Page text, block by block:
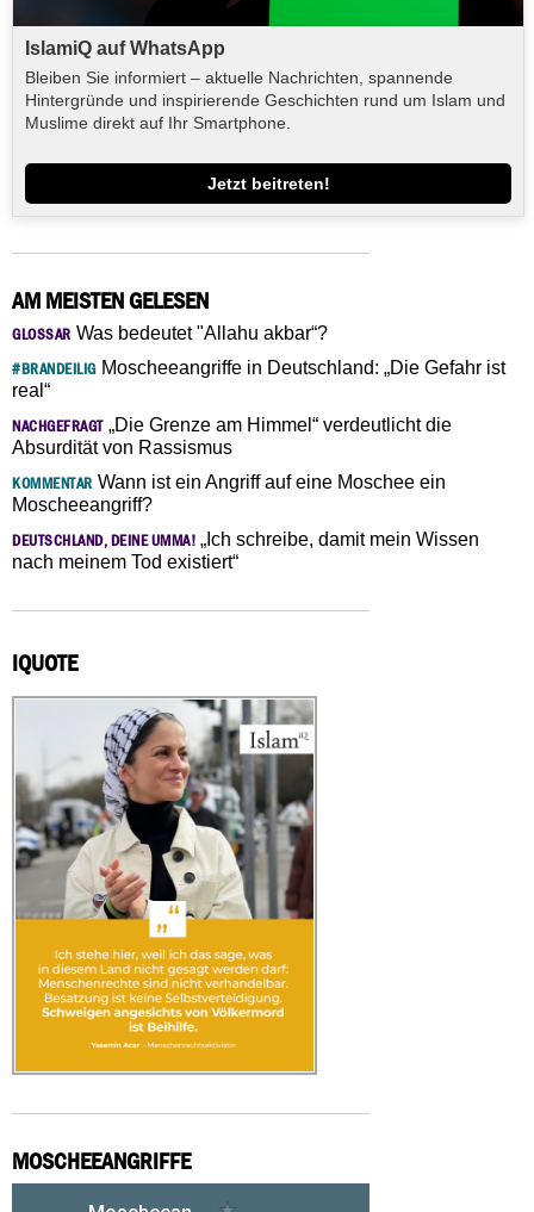
IslamiQ auf WhatsApp
Bleiben Sie informiert – aktuelle Nachrichten, spannende
Hintergründe und inspirierende Geschichten rund um Islam und
Muslime direkt auf Ihr Smartphone.
Jetzt beitreten!
AM MEISTEN GELESEN
GLOSSAR Was bedeutet "Allahu akbar“?
#BRANDEILIGMoscheeangriffe in Deutschland: „Die Gefahr ist
real“
NACHGEFRAGT„Die Grenze am Himmel“ verdeutlicht die
Absurdität von Rassismus
KOMMENTAR Wann ist ein Angriff auf eine Moschee ein
Moscheeangriff?
DEUTSCHLAND, DEINE UMMA! „Ich schreibe, damit mein Wissen
nach meinem Tod existiert“
IQUOTE
MOSCHEEANGRIFFE